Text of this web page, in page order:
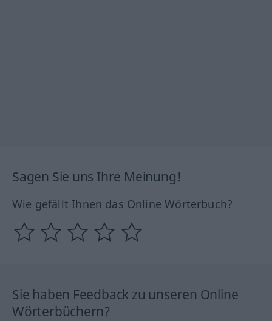
Sagen Sie uns Ihre Meinung!
Wie gefällt Ihnen das Online Wörterbuch?
Sie haben Feedback zu unseren Online
Wörterbüchern?